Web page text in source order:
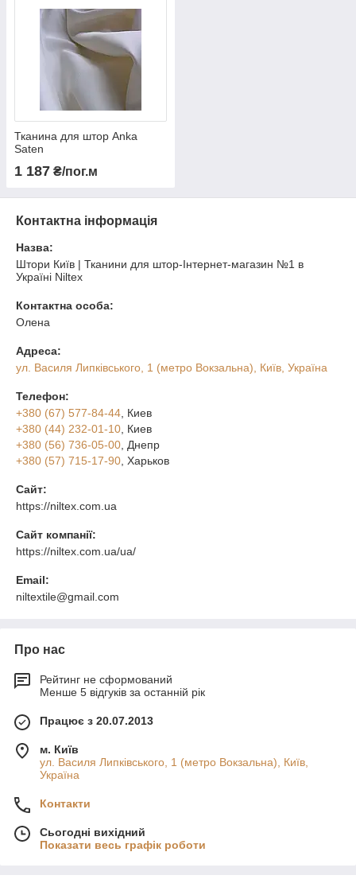
Тканина для штор Anka
Saten
1 187 ₴/пог.м
Контактна інформація
Назва:
Штори Київ | Тканини для штор-Інтернет-магазин №1 в
Україні Niltex
Контактна особа:
Олена
Адреса:
ул. Василя Липківського, 1 (метро Вокзальна), Київ, Україна
Телефон:
+380 (67) 577-84-44 , Киев
+380 (44) 232-01-10 , Киев
+380 (56) 736-05-00 , Днепр
+380 (57) 715-17-90 , Харьков
Сайт:
https://niltex.com.ua
Сайт компанії:
https://niltex.com.ua/ua/
Email:
niltextile@gmail.com
Про нас
Рейтинг не сформований
Менше 5 відгуків за останній рік
Працює з 20.07.2013
м. Київ
ул. Василя Липківського, 1 (метро Вокзальна), Київ,
Україна
Контакти
Сьогодні вихідний
Показати весь графік роботи